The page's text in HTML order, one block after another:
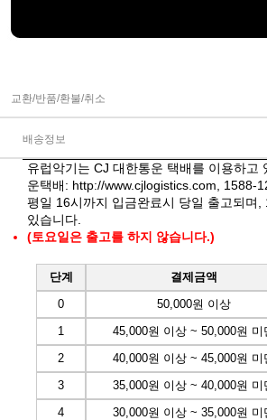
교환/반품/환불/취소
배송정보
유럽악기는 CJ 대한통운 택배를 이용하고
운택배: http://www.cjlogistics.com , 1588-
평일 16시까지 입금완료시 당일 출고되며,
있습니다.
(토요일은 출고를 하지 않습니다.)
단계 결제금액
0
50,000원 이상
1
45,000원 이상 ~ 50,000원 미
2
40,000원 이상 ~ 45,000원 미
3
35,000원 이상 ~ 40,000원 미
4
30,000원 이상 ~ 35,000원 미